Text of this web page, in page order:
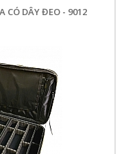
CÓ DÂY ĐEO - 9012